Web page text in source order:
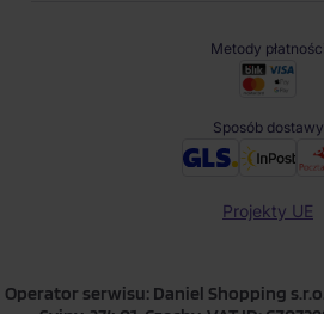
Metody płatności
Sposób dostawy
Projekty UE
Operator serwisu: Daniel Shopping